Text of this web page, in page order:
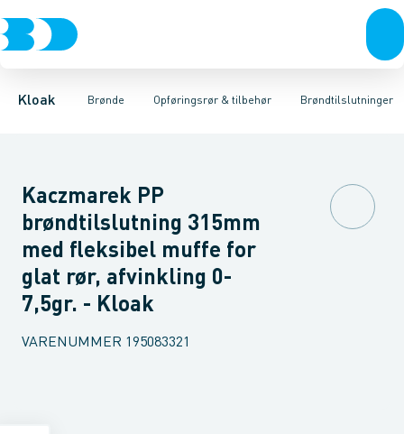
Kloak Brønde
Rør & fittingsBrønde BrøndgodsLinjeafvandingTanke,
Opføringsrør & tilbehør
Rense & inspektions brøndeOpføringsrør & tilbehørBrøndtilslutninger
OpføringsrørTætningsringeLågBundeMuffer Reduktioner
Kaczmarek PP
brøndtilslutning 315mm
med fleksibel muffe for
glat rør, afvinkling 0-
7,5gr. - Kloak
VARENUMMER 195083321